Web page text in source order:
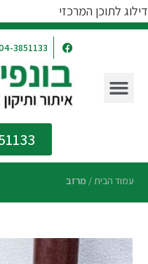
דילוג לתוכן המרכזי
3851133
עמוד הבית/ מרזב